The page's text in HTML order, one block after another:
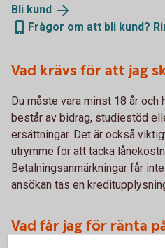
Bli kund
Frågor om att bli kund?
Vad krävs för att jag
Du måste vara minst 18 år
består av bidrag, studiestöd
ersättningar. Det är också
utrymme för att täcka
Betalningsanmärkningar får
ansökan tas en
Vad får jag för ränta